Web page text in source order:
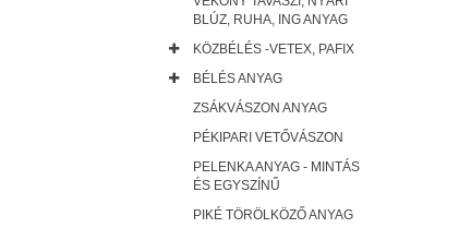
BLÚZ, RUHA, ING ANYAG
KÖZBÉLÉS -VETEX, PAFIX
BÉLÉS ANYAG
ZSÁKVÁSZON ANYAG
PÉKIPARI VETŐVÁSZON
PELENKA ANYAG - MINTÁS
ÉS EGYSZÍNŰ
PIKÉ TÖRÖLKÖZŐ ANYAG